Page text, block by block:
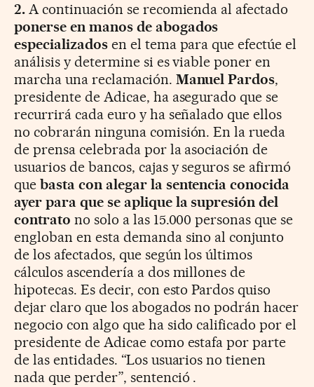
2.A continuación se recomienda al afectado
ponerse en manos de abogados
especializadosen el tema para que efectúe el
análisis y determine si es viable poner en
marcha una reclamación. Manuel Pardos,
presidente de Adicae, ha asegurado que se
recurrirá cada euro y ha señalado que ellos
no cobrarán ninguna comisión. En la rueda
de prensa celebrada por la asociación de
usuarios de bancos, cajas y seguros se afirmó
que basta con alegar la sentencia conocida
ayer para que se aplique la supresión del
contrato no solo a las 15.000 personas que se
engloban en esta demanda sino al conjunto
de los afectados, que según los últimos
cálculos ascendería a dos millones de
hipotecas. Es decir, con esto Pardos quiso
dejar claro que los abogados no podrán hacer
negocio con algo que ha sido calificado por el
presidente de Adicae como estafa por parte
de las entidades. “Los usuarios no tienen
nada que perder”, sentenció .